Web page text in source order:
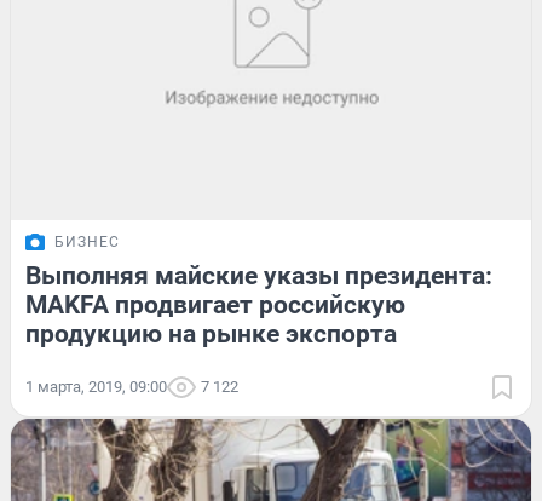
БИЗНЕС
Выполняя майские указы президента:
MAKFA продвигает российскую
продукцию на рынке экспорта
1 марта, 2019, 09:00 7 122